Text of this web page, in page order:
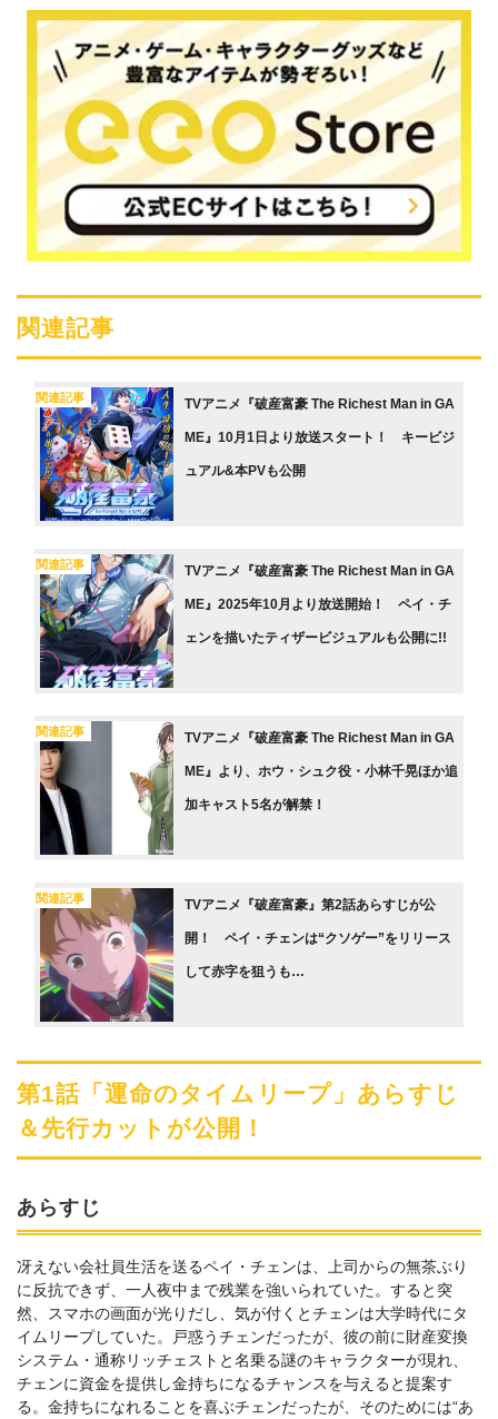
関連記事
関連記事 TVアニメ『破産富豪 The Richest Man in GA
ME』10月1日より放送スタート！ キービジ
ュアル&本PVも公開
関連記事 TVアニメ『破産富豪 The Richest Man in GA
ME』2025年10月より放送開始！ ペイ・チ
ェンを描いたティザービジュアルも公開に!!
関連記事 TVアニメ『破産富豪 The Richest Man in GA
ME』より、ホウ・シュク役・小林千晃ほか追
加キャスト5名が解禁！
関連記事 TVアニメ『破産富豪』第2話あらすじが公
開！ ペイ・チェンは“クソゲー”をリリース
して赤字を狙うも…
第1話「運命のタイムリープ」あらすじ
＆先行カットが公開！
あらすじ
冴えない会社員生活を送るペイ・チェンは、上司からの無茶ぶり
に反抗できず、一人夜中まで残業を強いられていた。すると突
然、スマホの画面が光りだし、気が付くとチェンは大学時代にタ
イムリープしていた。戸惑うチェンだったが、彼の前に財産変換
システム・通称リッチェストと名乗る謎のキャラクターが現れ、
チェンに資金を提供し金持ちになるチャンスを与えると提案す
る。金持ちになれることを喜ぶチェンだったが、そのためには“あ